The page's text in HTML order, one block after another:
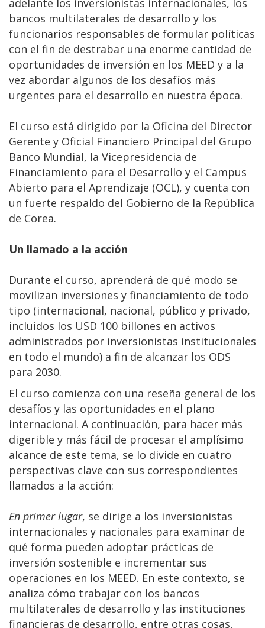
bancos multilaterales de desarrollo y los
funcionarios responsables de formular políticas
con el fin de destrabar una enorme cantidad de
oportunidades de inversión en los MEED y a la
vez abordar algunos de los desafíos más
urgentes para el desarrollo en nuestra época.
El curso está dirigido por la Oficina del Director
Gerente y Oficial Financiero Principal del Grupo
Banco Mundial, la Vicepresidencia de
Financiamiento para el Desarrollo y el Campus
Abierto para el Aprendizaje (OCL), y cuenta con
un fuerte respaldo del Gobierno de la República
de Corea.
Un llamado a la acción
Durante el curso, aprenderá de qué modo se
movilizan inversiones y financiamiento de todo
tipo (internacional, nacional, público y privado,
incluidos los USD 100 billones en activos
administrados por inversionistas institucionales
en todo el mundo) a fin de alcanzar los ODS
para 2030.
El curso comienza con una reseña general de los
desafíos y las oportunidades en el plano
internacional. A continuación, para hacer más
digerible y más fácil de procesar el amplísimo
alcance de este tema, se lo divide en cuatro
perspectivas clave con sus correspondientes
llamados a la acción:
En primer lugar, se dirige a los inversionistas
internacionales y nacionales para examinar de
qué forma pueden adoptar prácticas de
inversión sostenible e incrementar sus
operaciones en los MEED. En este contexto, se
analiza cómo trabajar con los bancos
multilaterales de desarrollo y las instituciones
financieras de desarrollo, entre otras cosas,